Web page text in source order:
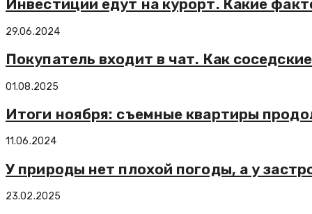
Инвестиции едут на курорт. Какие
29.06.2024
Покупатель входит в чат. Как
01.08.2025
Итоги ноября: съемные квартиры
11.06.2024
У природы нет плохой погоды, а у
23.02.2025